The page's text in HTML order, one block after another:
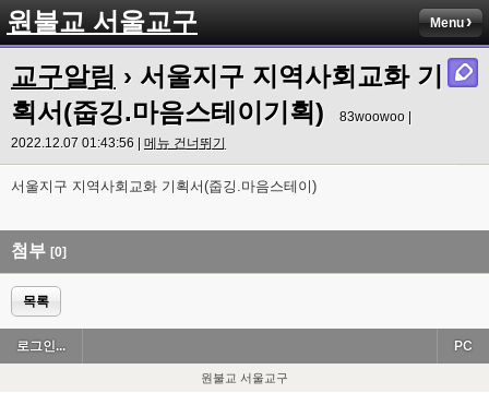
원불교 서울교구 Menu
교구알림 › 서울지구 지역사회교화 기
획서(줍깅.마음스테이기획)
83woowoo |
2022.12.07 01:43:56 | 메뉴 건너뛰기
서울지구 지역사회교화 기획서(줍깅.마음스테이)
첨부 [0]
목록
로그인... PC
원불교 서울교구